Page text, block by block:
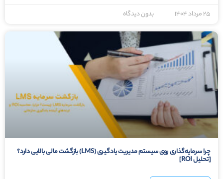
۲۵ مرداد ۱۴۰۴ بدون دیدگاه
چرا سرمایه‌گذاری روی سیستم مدیریت یادگیری (LMS) بازگشت مالی بالایی دارد؟
[تحلیل ROI]